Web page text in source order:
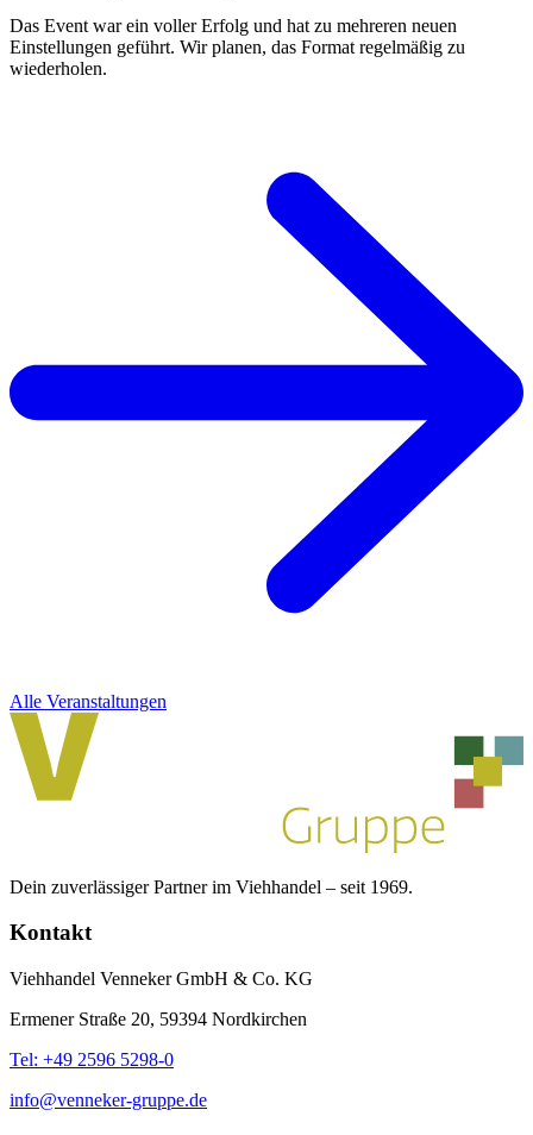
Das Event war ein voller Erfolg und hat zu mehreren neuen
Einstellungen geführt. Wir planen, das Format regelmäßig zu
wiederholen.
Alle Veranstaltungen
Dein zuverlässiger Partner im Viehhandel – seit 1969.
Kontakt
Viehhandel Venneker GmbH & Co. KG
Ermener Straße 20, 59394 Nordkirchen
Tel: +49 2596 5298-0
info@venneker-gruppe.de